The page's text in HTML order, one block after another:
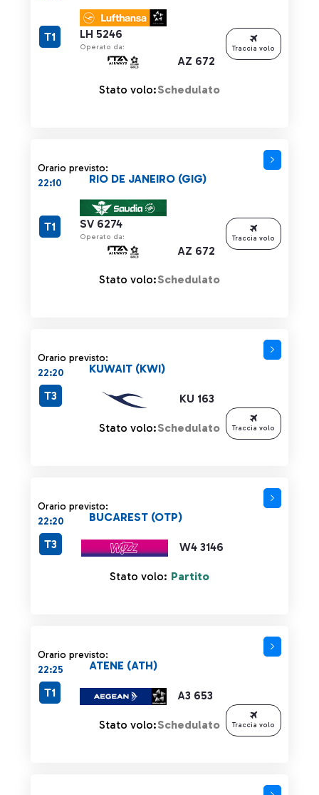
LH 5246
Operato da:
AZ 672
T1
Stato volo:Schedulato
Traccia volo
Orario previsto:
22:10
SV 6274
Operato da:
AZ 672
RIO DE JANEIRO (GIG)
T1
Stato volo:Schedulato
Traccia volo
Orario previsto:
22:20
KU 163
KUWAIT (KWI)
T3
Stato volo:Schedulato Traccia volo
Orario previsto:
22:20
W4 3146
BUCAREST (OTP)
T3
Stato volo: Partito
Orario previsto:
22:25
A3 653
ATENE (ATH)
T1
Stato volo:Schedulato Traccia volo